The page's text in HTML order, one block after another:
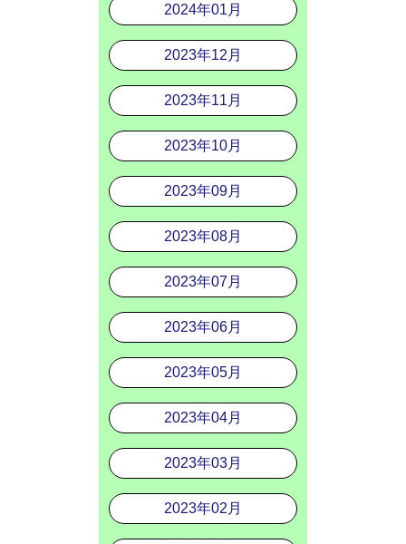
2024年01月
2023年12月
2023年11月
2023年10月
2023年09月
2023年08月
2023年07月
2023年06月
2023年05月
2023年04月
2023年03月
2023年02月